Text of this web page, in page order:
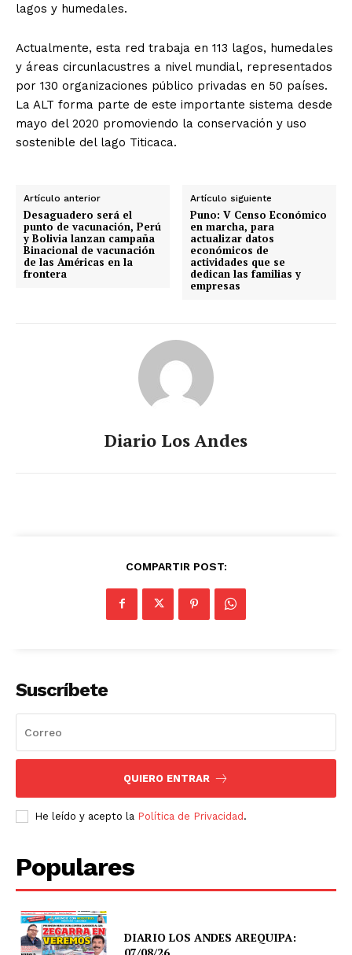
lagos y humedales.
Actualmente, esta red trabaja en 113 lagos, humedales
y áreas circunlacustres a nivel mundial, representados
por 130 organizaciones público privadas en 50 países.
La ALT forma parte de este importante sistema desde
mayo del 2020 promoviendo la conservación y uso
sostenible del lago Titicaca.
Artículo anterior
Desaguadero será el
punto de vacunación, Perú
y Bolivia lanzan campaña
Binacional de vacunación
de las Américas en la
frontera
Artículo siguiente
Puno: V Censo Económico
en marcha, para
actualizar datos
económicos de
actividades que se
dedican las familias y
empresas
Diario Los Andes
COMPARTIR POST:
Suscríbete
QUIERO ENTRAR
He leído y acepto la Política de Privacidad .
Populares
DIARIO LOS ANDES AREQUIPA:
07/08/26